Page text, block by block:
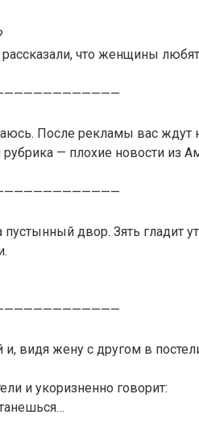
что женщины
После рекламы вас ждут
— плохие новости из
пустынный двор. Зять гладит
видя жену с другом в
и укоризненно говорит: